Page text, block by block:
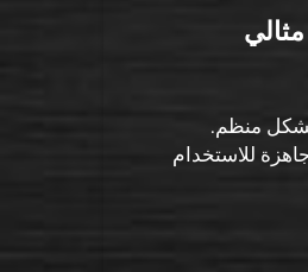
بشكل منظم.
للاستخدام